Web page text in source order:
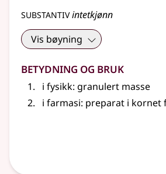
substantivintetkjønn
Vis bøyning
Betydning og bruk
i fysikk: granulert masse
i farmasi: preparat i kornet